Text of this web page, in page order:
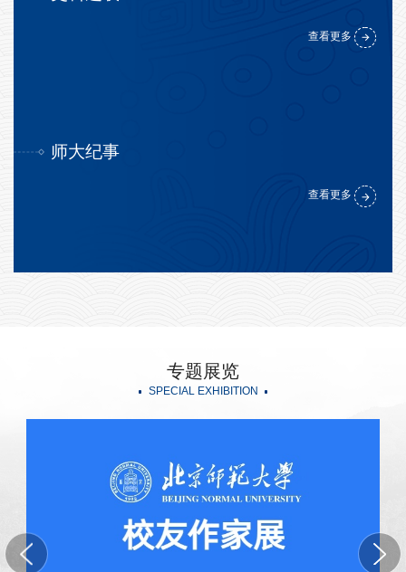
查看更多
师大纪事
查看更多
专题展览
SPECIAL EXHIBITION